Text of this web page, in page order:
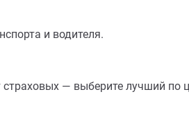
и водителя.
— выберите лучший по